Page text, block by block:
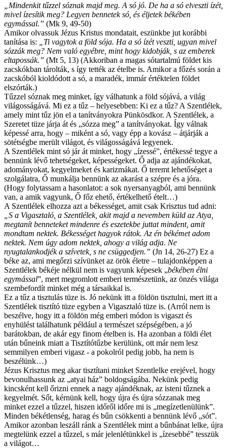
„Mindenkit tűzzel sóznak majd meg. A só jó. De ha a só elveszti ízét,
mivel ízesítik meg? Legyen bennetek só, és éljetek békében
egymással.” (Mk 9, 49-50)
Amikor olvassuk Jézus Kristus mondatait, eszünkbe jut korábbi
tanítása is:
„Ti vagytok a föld sója. Ha a só ízét veszti, ugyan mivel
sózzák meg? Nem való egyébre, mint hogy kidobják, s az emberek
eltapossák.” (Mt 5, 13) (Akkoriban a magas sótartalmú földet kis
zacskókban tárolták, s így tették az ételbe is. Amikor a főzés során a
zacskóból kioldódott a só, a maradék, immár értéktelen földet
elszórták.)
Tűzzel sóznak meg minket, így válhatunk a föld sójává, a világ
világosságává. Mi ez a tűz – helyesebben: Ki ez a tűz? A Szentlélek,
amely mint tűz jön el a tanítványokra Pünkösdkor. A Szentlélek, a
Szeretet tüze járja át és „sózza meg” a tanítványokat. Így válnak
képessé arra, hogy – miként a só, vagy épp a kovász – átjárják a
sötétségbe merült világot, és világosságává legyenek.
A Szentlélek mint só jár át minket, hogy „ízessé”, értékessé tegye a
bennünk lévő tehetségeket, képességeket. Ő adja az ajándékokat,
adományokat, kegyelmeket és karizmákat. Ő teremt lehetőséget a
szolgálatra, Ő munkálja bennünk az akarást a szépre és a jóra.
(Hogy folytassam a hasonlatot: a sok nyersanyagból, ami bennünk
van, a amik vagyunk, Ő főz ehető, értékelhető ételt…)
A Szentlélek elhozza azt a békességet, amit csak Krisztus tud adni:
„S a Vigasztaló, a Szentlélek, akit majd a nevemben küld az Atya,
megtanít benneteket mindenre és eszetekbe juttat mindent, amit
mondtam nektek. Békességet hagyok rátok. Az én békémet adom
nektek. Nem úgy adom nektek, ahogy a világ adja. Ne
nyugtalankodjék a szívetek, s ne csüggedjen.” (Jn 14, 26-27) Ez a
béke az, ami megőrzi szívünket az örök életre – tulajdonképpen a
Szentlélek békéje nélkül nem is vagyunk képesek „békében élni
egymással”, mert megromlott emberi természetünk, az önzés világa
szembefordít minket még a társaikkal is.
Ez a tűz a tisztulás tüze is. Jó nekünk itt a földön tisztulni, mert itt a
Szentlélek tisztító tüze egyben a Vigasztaló tüze is. (Arról nem is
beszélve, hogy itt a földön még emberi módon is vigaszt és
enyhülést találhatunk például a természet szépségében, a jó
barátokban, de akár egy finom ételben is. Ha azonban a földi élet
után bűneink miatt a Tisztítótűzbe kerülünk, ott már nem lesz
semmilyen emberi vigasz - a pokolról pedig jobb, ha nem is
beszélünk…)
Jézus Krisztus meg akar tisztítani minket Szentlelke erejével, hogy
bevonulhassunk az „atyai ház” boldogságába. Nekünk pedig
kincsként kell őrizni ennek a nagy ajándéknak, az isteni tűznek a
kegyelmét. Sőt, kérnünk kell, hogy újra és újra sózzanak meg
minket ezzel a tűzzel, hiszen időről időre mi is „megízetlenülünk”.
Minden békétlenség, harag és bűn csökkenti a bennünk lévő „sót”.
Amikor azonban leszáll ránk a Szentlélek mint a bűnbánat lelke, újra
megtelünk ezzel a tűzzel, s már jelenlétünkkel is „ízesebbé” tesszük
a világot…